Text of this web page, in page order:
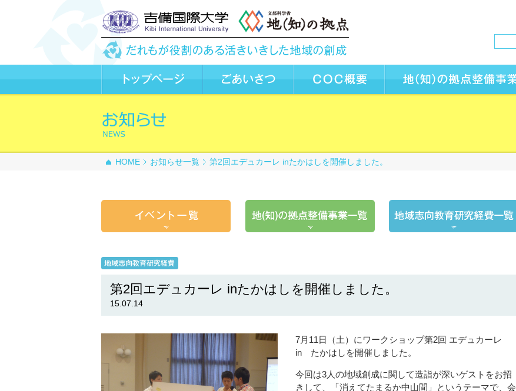
HOME お知らせ一覧 第2回エデュカーレ inたかはしを開催しました。
第2回エデュカーレ inたかはしを開催しました。
15.07.14
7月11日（土）にワークショップ第2回 エデュカーレ
in たかはしを開催しました。
今回は3人の地域創成に関して造詣が深いゲストをお招
きして、「消えてたまるか中山間」というテーマで、会